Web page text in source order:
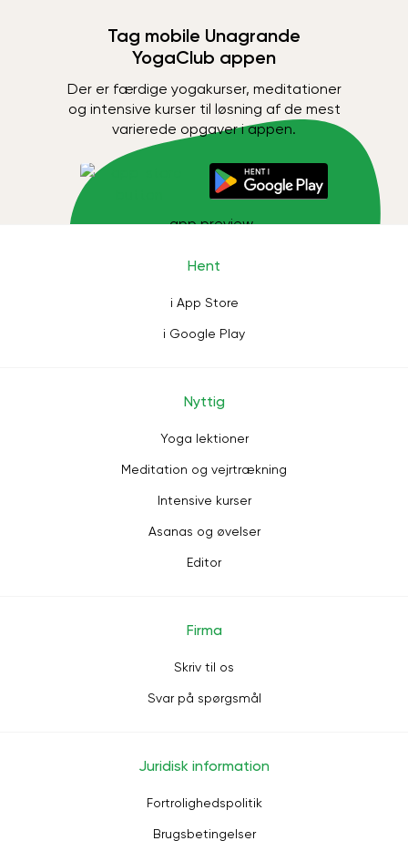
Tag mobile Unagrande
YogaClub appen
Der er færdige yogakurser, meditationer
og intensive kurser til løsning af de mest
varierede opgaver i appen.
Hent
i App Store
i Google Play
Nyttig
Yoga lektioner
Meditation og vejrtrækning
Intensive kurser
Asanas og øvelser
Editor
Firma
Skriv til os
Svar på spørgsmål
Juridisk information
Fortrolighedspolitik
Brugsbetingelser